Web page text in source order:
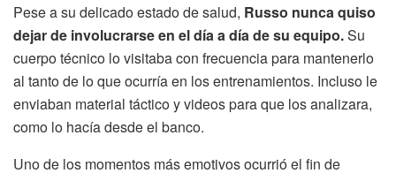
Pese a su delicado estado de salud, Russo nunca quiso
dejar de involucrarse en el día a día de su equipo.Su
cuerpo técnico lo visitaba con frecuencia para mantenerlo
al tanto de lo que ocurría en los entrenamientos. Incluso le
enviaban material táctico y videos para que los analizara,
como lo hacía desde el banco.
Uno de los momentos más emotivos ocurrió el fin de